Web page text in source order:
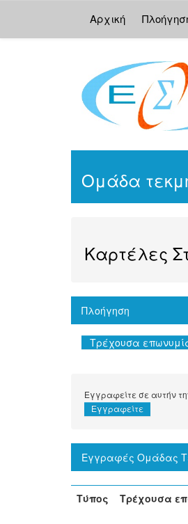
Αρχική
Ομάδα
Καρτέλες
Πλοήγηση
Εγγραφείτε σε αυτήν
Εγγραφές Ομάδας
Τύπος Τρέχουσα